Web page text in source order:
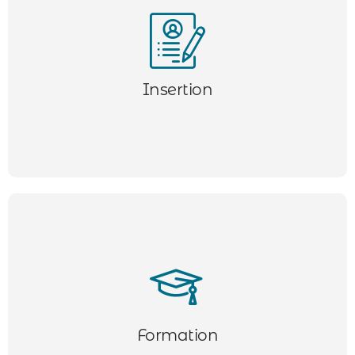
Insertion
Formation
Nous mettons en place des parcours de formation
professionnelle pour nos intérimaires, visant à
améliorer leurs compétences et favoriser leur